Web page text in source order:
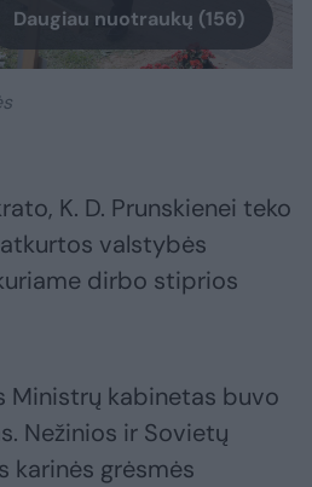
Daugiau nuotraukų (156)
K. D. Prunskienei teko
valstybės
dirbo stiprios
Ministrų kabinetas buvo
Nežinios ir Sovietų
karinės grėsmės